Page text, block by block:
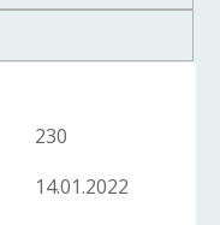
230
14.01.2022